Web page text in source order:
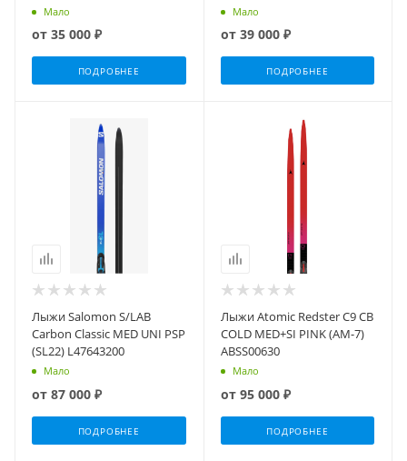
Мало
от 35 000 ₽
ПОДРОБНЕЕ
Мало
от 39 000 ₽
ПОДРОБНЕЕ
Лыжи Salomon S/LAB
Carbon Classic MED UNI PSP
(SL22) L47643200
Мало
от 87 000 ₽
ПОДРОБНЕЕ
Лыжи Atomic Redster C9 CB
COLD MED+SI PINK (AM-7)
ABSS00630
Мало
от 95 000 ₽
ПОДРОБНЕЕ